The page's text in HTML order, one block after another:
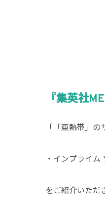
『集英社
「「亜熱帯」
・インプライム
をご紹介いただ